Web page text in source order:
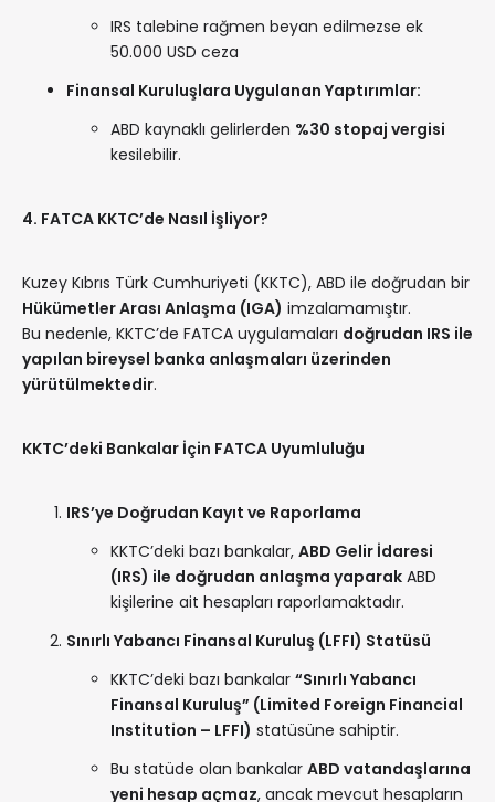
IRS talebine rağmen beyan edilmezse ek
50.000 USD ceza
Finansal Kuruluşlara Uygulanan Yaptırımlar:
ABD kaynaklı gelirlerden %30 stopaj vergisi
kesilebilir.
4. FATCA KKTC’de Nasıl İşliyor?
Kuzey Kıbrıs Türk Cumhuriyeti (KKTC), ABD ile doğrudan bir
Hükümetler Arası Anlaşma (IGA) imzalamamıştır.
Bu nedenle, KKTC’de FATCA uygulamaları doğrudan IRS ile
yapılan bireysel banka anlaşmaları üzerinden
yürütülmektedir.
KKTC’deki Bankalar İçin FATCA Uyumluluğu
IRS’ye Doğrudan Kayıt ve Raporlama
KKTC’deki bazı bankalar, ABD Gelir İdaresi
(IRS) ile doğrudan anlaşma yaparak ABD
kişilerine ait hesapları raporlamaktadır.
Sınırlı Yabancı Finansal Kuruluş (LFFI) Statüsü
KKTC’deki bazı bankalar “Sınırlı Yabancı
Finansal Kuruluş” (Limited Foreign Financial
Institution – LFFI) statüsüne sahiptir.
Bu statüde olan bankalar ABD vatandaşlarına
yeni hesap açmaz, ancak mevcut hesapların